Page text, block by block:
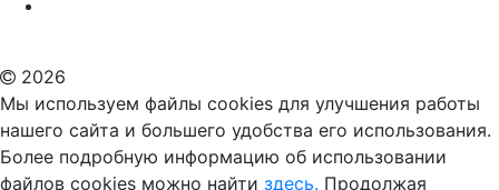
2026
Мы используем файлы cookies для улучшения работы
нашего сайта и большего удобства его использования.
Более подробную информацию об использовании
файлов cookies можно найти здесь. Продолжая